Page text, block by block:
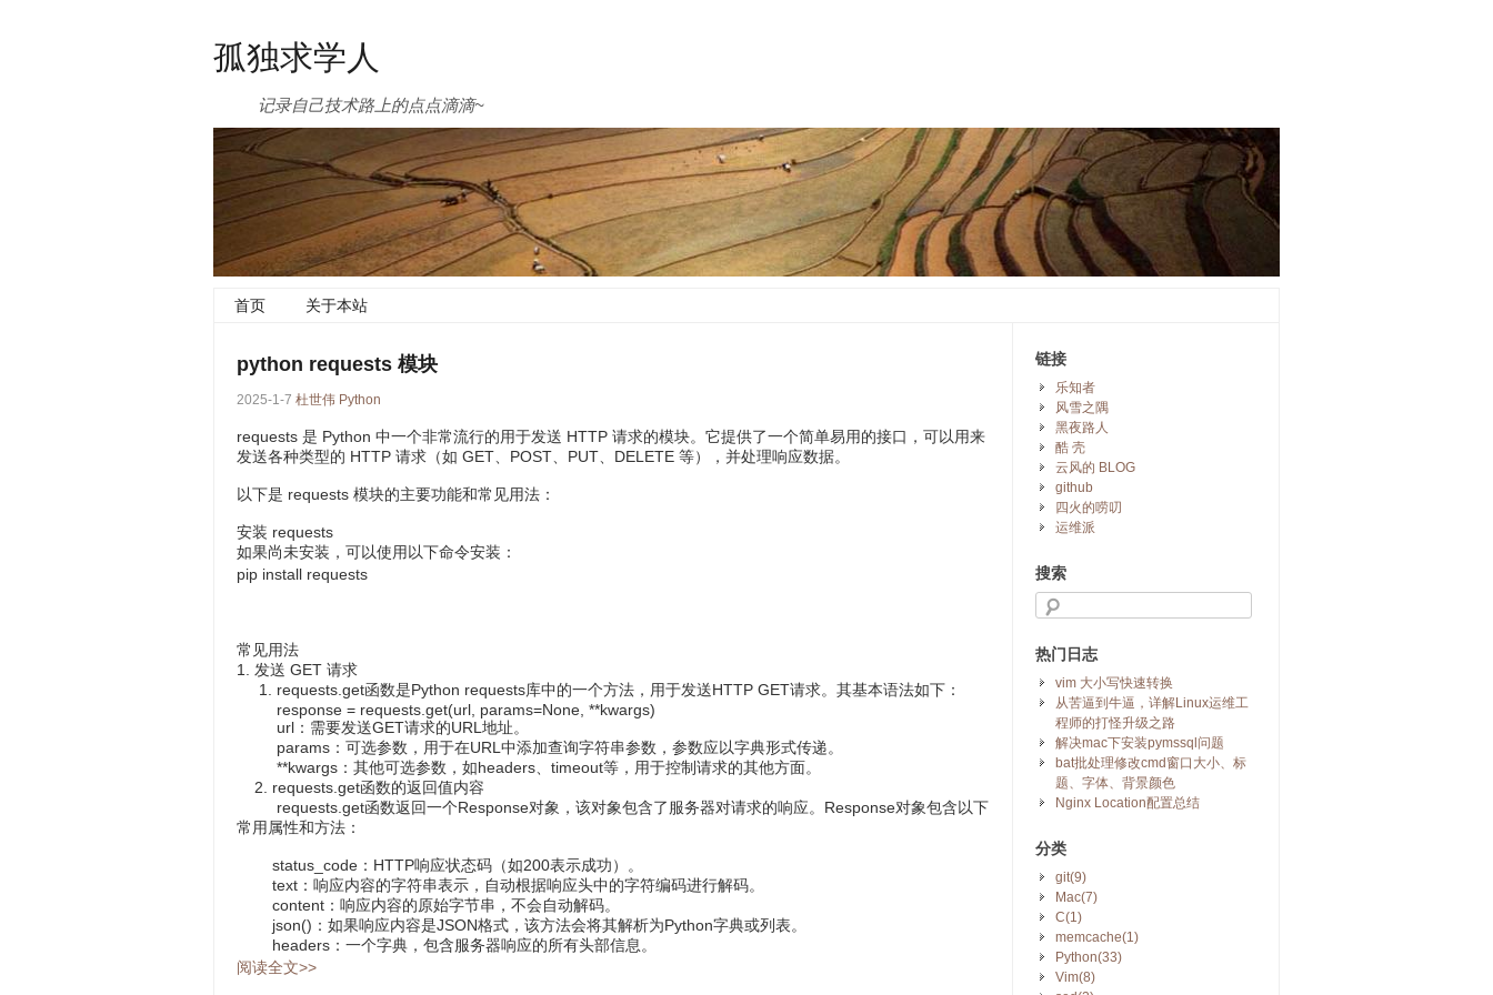
孤独求学人
记录自己技术路上的点点滴滴~
首页 关于本站
python requests 模块
2025-1-7 杜世伟 Python
requests 是 Python 中一个非常流行的用于发送 HTTP 请求的模块。它提供了一个简单易用的接口，可以用来
发送各种类型的 HTTP 请求（如 GET、POST、PUT、DELETE 等），并处理响应数据。
以下是 requests 模块的主要功能和常见用法：
安装 requests
如果尚未安装，可以使用以下命令安装：
pip install requests
常见用法
1. 发送 GET 请求
1. requests.get函数是Python requests库中的一个方法，用于发送HTTP GET请求。其基本语法如下：
response = requests.get(url, params=None, **kwargs)
url：需要发送GET请求的URL地址。
params：可选参数，用于在URL中添加查询字符串参数，参数应以字典形式传递。
**kwargs：其他可选参数，如headers、timeout等，用于控制请求的其他方面。
2. requests.get函数的返回值内容
requests.get函数返回一个Response对象，该对象包含了服务器对请求的响应。Response对象包含以下
常用属性和方法：
status_code：HTTP响应状态码（如200表示成功）。
text：响应内容的字符串表示，自动根据响应头中的字符编码进行解码。
content：响应内容的原始字节串，不会自动解码。
json()：如果响应内容是JSON格式，该方法会将其解析为Python字典或列表。
headers：一个字典，包含服务器响应的所有头部信息。
阅读全文>>
链接
乐知者
风雪之隅
黑夜路人
酷 壳
云风的 BLOG
github
四火的唠叨
运维派
搜索
热门日志
vim 大小写快速转换
从苦逼到牛逼，详解Linux运维工
程师的打怪升级之路
解决mac下安装pymssql问题
bat批处理修改cmd窗口大小、标
题、字体、背景颜色
Nginx Location配置总结
分类
git(9)
Mac(7)
C(1)
memcache(1)
Python(33)
Vim(8)